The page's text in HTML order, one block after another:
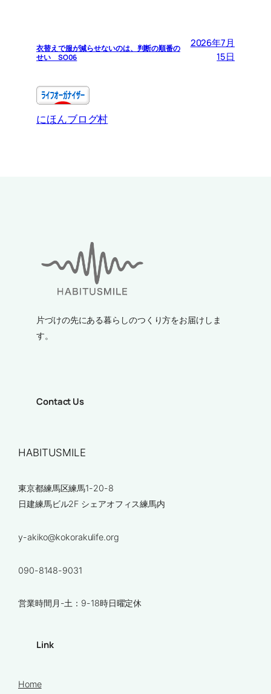
衣替えで服が減らせないのは、判断の順番の
せい SO06
2026年7月
15日
にほんブログ村
片づけの先にある暮らしのつくり方をお届けしま
す。
Contact Us
HABITUSMILE
東京都練馬区練馬1-20-8
日建練馬ビル2F シェアオフィス練馬内
y-akiko@kokorakulife.org
090-8148-9031
営業時間月-土：9-18時日曜定休
Link
Home